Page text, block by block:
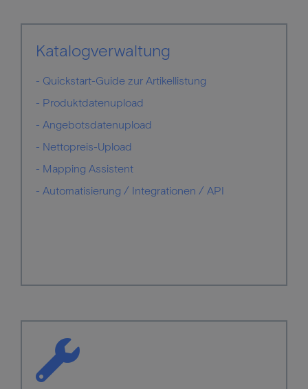
Katalogverwaltung
- Quickstart-Guide zur Artikellistung
- Produktdatenupload
- Angebotsdatenupload
- Nettopreis-Upload
- Mapping Assistent
- Automatisierung / Integrationen / API